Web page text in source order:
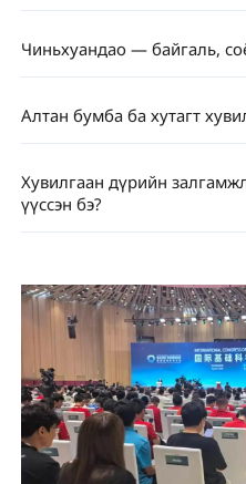
Чиньхуандао — байгаль,
Алтан бумба ба хутагт
Хувилгаан дүрийн
үүссэн бэ?